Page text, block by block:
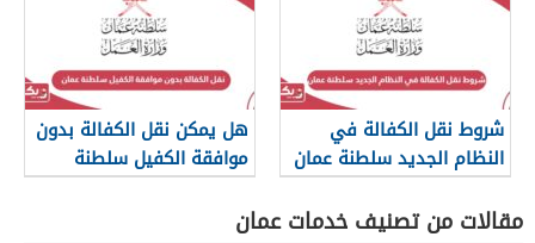
شروط نقل الكفالة في
النظام الجديد سلطنة عمان
2026
هل يمكن نقل الكفالة بدون
موافقة الكفيل سلطنة
عمان؟
مقالات من تصنيف خدمات عمان